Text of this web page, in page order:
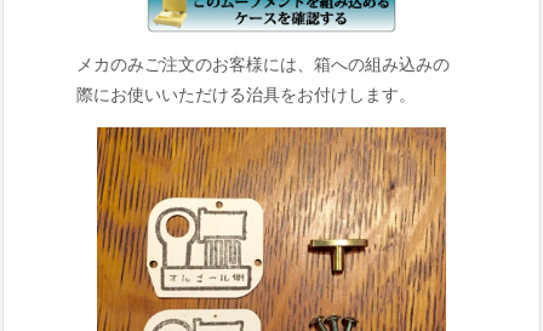
メカのみご注文のお客様には、箱への組み込みの
際にお使いいただける治具をお付けします。